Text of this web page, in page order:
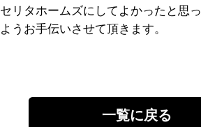
MABAYUI
セリタホームズにしてよかったと思
ようお手伝いさせて頂きます。
一覧に戻る